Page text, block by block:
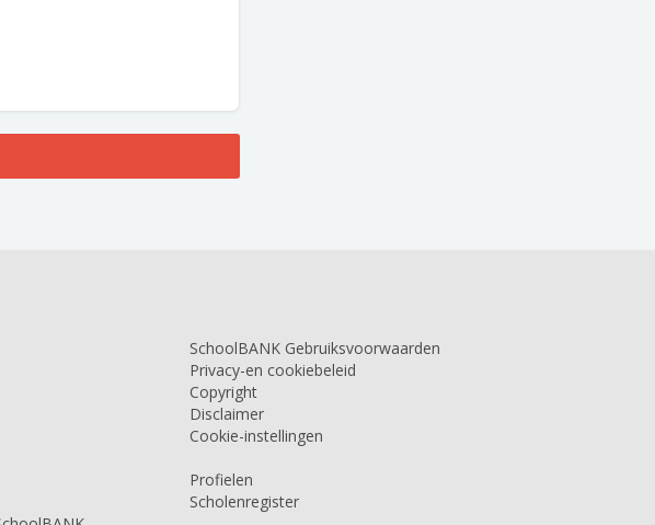
SchoolBANK Gebruiksvoorwaarden
Privacy-en cookiebeleid
Copyright
Disclaimer
Cookie-instellingen
Profielen
Scholenregister